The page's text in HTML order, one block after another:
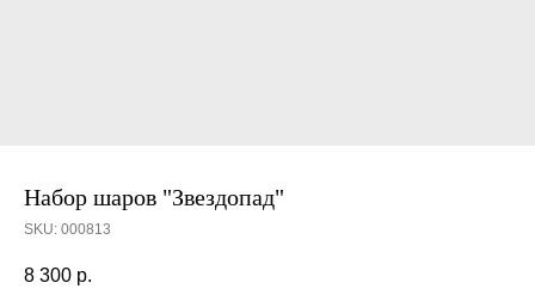
Набор шаров "Звездопад"
SKU: 000813
8 300 р.